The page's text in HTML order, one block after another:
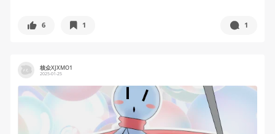
6 1 1
核众XJXMO1
2025-01-25